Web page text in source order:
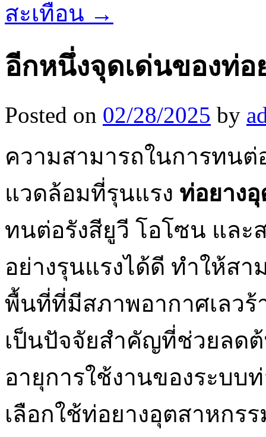
สะเทือน →
อีกหนึ่งจุดเด่นของท่
Posted on 02/28/2025 by
ความสามารถในการทน
แวดล้อมที่รุนแรง ท่อยาง
ทนต่อรังสียูวี โอโซน แล
อย่างรุนแรงได้ดี ทำให้ส
พื้นที่ที่มีสภาพอากาศเลวร้
เป็นปัจจัยสำคัญที่ช่วยลด
อายุการใช้งานของระบบ
เลือกใช้ท่อยางอุตสาหกร